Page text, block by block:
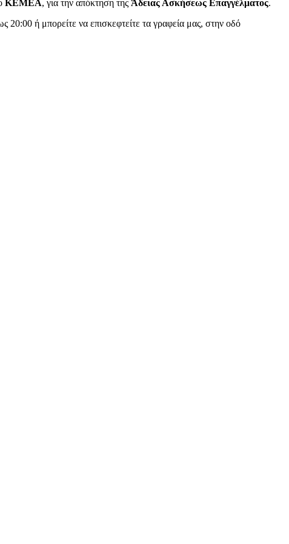
ΚΕΜΕΑ, για την απόκτηση της Άδειας Ασκήσεως Επαγγέλματος.
20:00 ή μπορείτε να επισκεφτείτε τα γραφεία μας, στην οδό